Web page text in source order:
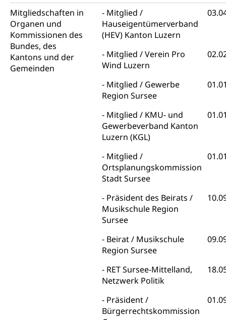
Mitgliedschaften in
Organen und
Kommissionen des
Bundes, des
Kantons und der
Gemeinden
Mitglied /
Hauseigentümerverband
(HEV) Kanton Luzern
Mitglied / Verein Pro
Wind Luzern
Mitglied / Gewerbe
Region Sursee
Mitglied / KMU- und
Gewerbeverband Kanton
Luzern (KGL)
Mitglied /
Ortsplanungskommission
Stadt Sursee
Präsident des Beirats /
Musikschule Region
Sursee
Beirat / Musikschule
Region Sursee
RET Sursee-Mittelland,
Netzwerk Politik
Präsident /
Bürgerrechtskommission
Abfall und Entsorgung
Gemeindeverbände für Abfallentsorgung
Boden, Natur und Landschaft
Bodenschutz, Landschaftsschutz, Gewässerschutz,
Naturschutz, Umweltschutz
Natur (Dienststelle Landwirtschaft und
Natur- und Lanschaftsschutz (GEO-Portal
rawi)
Boden
Chemie und Gifte
Giftabfälle, Giftmüll, Schadstoffe, Giftstoffe, Störfall
Sonderabfälle und Gifte (Umweltberatung
Luzern)
Liegenschaft, Immobilie, Grundstück
ÖREB-Kataster
Grundeigentümerabfrage
Strom, Energieversorgung, Stromversorgung,
Energieverbrauch, Stromverbrauch, Energiequelle,
Windenergie, Wasserkraft, Sonnenenergie, fossile
Energiefachstellenkonferenz Zentralschweiz
Grundeigentum, Grundstück
Grundbuch
Grundbuchplan mit Eigentümerabfrage
(Geoportal)
Luftreinhaltung, Luftverschmutzung, Klimaschutz,
Klimaveränderung, Treibhauseffekt
Atmosphäre, Luft, Klima (Geoportal)